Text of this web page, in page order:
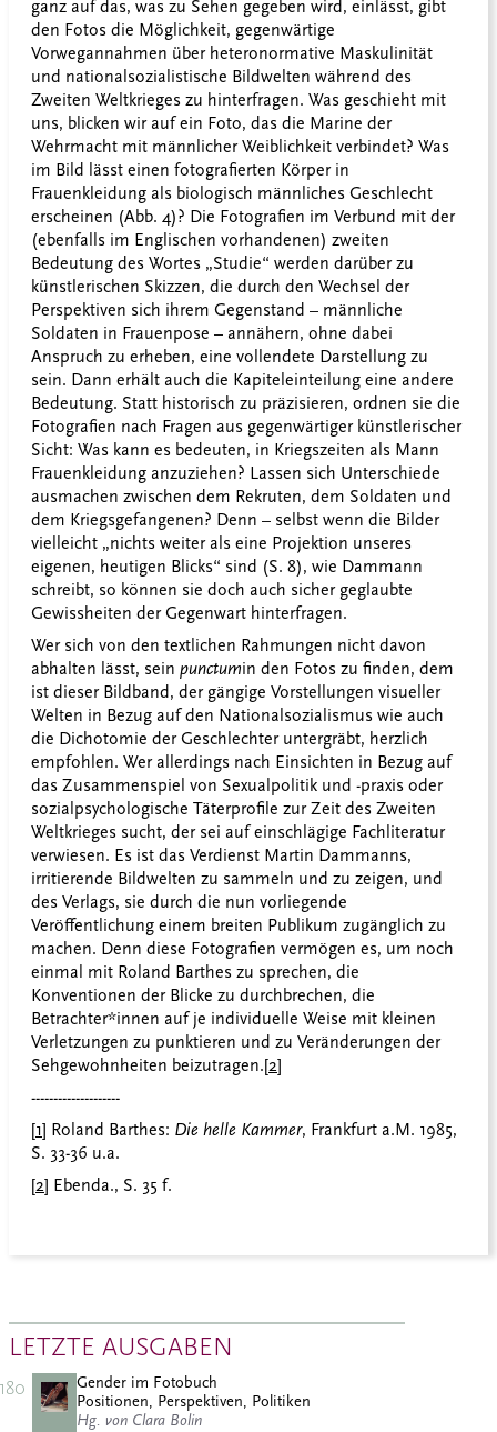
ganz auf das, was zu Sehen gegeben wird, einlässt, gibt
den Fotos die Möglichkeit, gegenwärtige
Vorwegannahmen über heteronormative Maskulinität
und nationalsozialistische Bildwelten während des
Zweiten Weltkrieges zu hinterfragen. Was geschieht mit
uns, blicken wir auf ein Foto, das die Marine der
Wehrmacht mit männlicher Weiblichkeit verbindet? Was
im Bild lässt einen fotografierten Körper in
Frauenkleidung als biologisch männliches Geschlecht
erscheinen (Abb. 4)? Die Fotografien im Verbund mit der
(ebenfalls im Englischen vorhandenen) zweiten
Bedeutung des Wortes „Studie“ werden darüber zu
künstlerischen Skizzen, die durch den Wechsel der
Perspektiven sich ihrem Gegenstand – männliche
Soldaten in Frauenpose – annähern, ohne dabei
Anspruch zu erheben, eine vollendete Darstellung zu
sein. Dann erhält auch die Kapiteleinteilung eine andere
Bedeutung. Statt historisch zu präzisieren, ordnen sie die
Fotografien nach Fragen aus gegenwärtiger künstlerischer
Sicht: Was kann es bedeuten, in Kriegszeiten als Mann
Frauenkleidung anzuziehen? Lassen sich Unterschiede
ausmachen zwischen dem Rekruten, dem Soldaten und
dem Kriegsgefangenen? Denn – selbst wenn die Bilder
vielleicht „nichts weiter als eine Projektion unseres
eigenen, heutigen Blicks“ sind (S. 8), wie Dammann
schreibt, so können sie doch auch sicher geglaubte
Gewissheiten der Gegenwart hinterfragen.
Wer sich von den textlichen Rahmungen nicht davon
abhalten lässt, sein punctumin den Fotos zu finden, dem
ist dieser Bildband, der gängige Vorstellungen visueller
Welten in Bezug auf den Nationalsozialismus wie auch
die Dichotomie der Geschlechter untergräbt, herzlich
empfohlen. Wer allerdings nach Einsichten in Bezug auf
das Zusammenspiel von Sexualpolitik und -praxis oder
sozialpsychologische Täterprofile zur Zeit des Zweiten
Weltkrieges sucht, der sei auf einschlägige Fachliteratur
verwiesen. Es ist das Verdienst Martin Dammanns,
irritierende Bildwelten zu sammeln und zu zeigen, und
des Verlags, sie durch die nun vorliegende
Veröffentlichung einem breiten Publikum zugänglich zu
machen. Denn diese Fotografien vermögen es, um noch
einmal mit Roland Barthes zu sprechen, die
Konventionen der Blicke zu durchbrechen, die
Betrachter*innen auf je individuelle Weise mit kleinen
Verletzungen zu punktieren und zu Veränderungen der
Sehgewohnheiten beizutragen.[2]
--------------------
[1] Roland Barthes: Die helle Kammer, Frankfurt a.M. 1985,
S. 33-36 u.a.
[2] Ebenda., S. 35 f.
LETZTE AUSGABEN
180
Gender im Fotobuch
Positionen, Perspektiven, Politiken
Hg. von Clara Bolin